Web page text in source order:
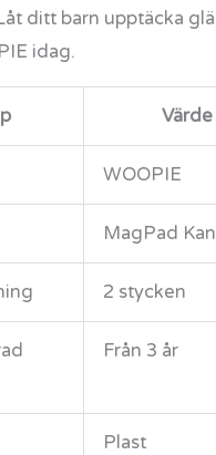
ditt barn upptäcka
idag.
Värde
WOOPIE
MagPad
2 stycken
Från 3 år
Plast